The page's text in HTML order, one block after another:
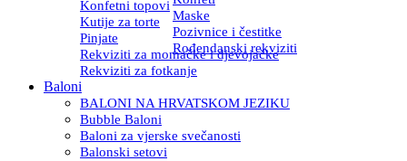
Konfetni topovi
Kutije za torte
Maske
Pinjate
Pozivnice i čestitke
Rekviziti za momačke i djevojačke
Rođendanski rekviziti
Rekviziti za fotkanje
Baloni
BALONI NA HRVATSKOM JEZIKU
Bubble Baloni
Baloni za vjerske svečanosti
Balonski setovi